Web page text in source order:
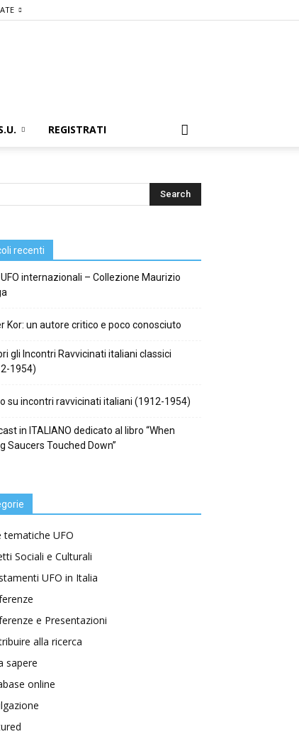
REGISTRATI
recenti
UFO internazionali – Collezione Maurizio
Kor: un autore critico e poco conosciuto
gli Incontri Ravvicinati italiani classici
1954)
su incontri ravvicinati italiani (1912-1954)
in ITALIANO dedicato al libro “When
Saucers Touched Down”
tematiche UFO
Sociali e Culturali
UFO in Italia
e Presentazioni
alla ricerca
sapere
online